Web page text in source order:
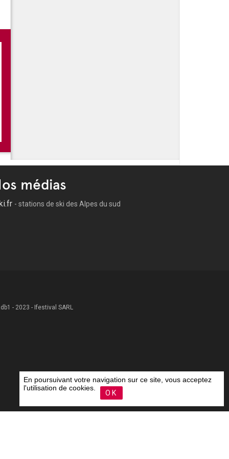
médias
- stations de ski des Alpes du sud
- 2023 - Ifestival SARL
En poursuivant votre navigation sur ce site, vous acceptez
l'utilisation de cookies.
OK